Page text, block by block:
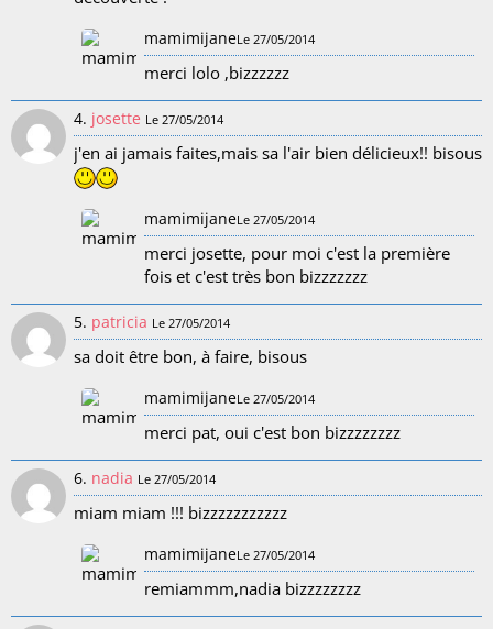
mamimijaneLe 27/05/2014
merci lolo ,bizzzzzz
4. josette Le 27/05/2014
j'en ai jamais faites,mais sa l'air bien délicieux!! bisous
mamimijaneLe 27/05/2014
merci josette, pour moi c'est la première
fois et c'est très bon bizzzzzzz
5. patricia Le 27/05/2014
sa doit être bon, à faire, bisous
mamimijaneLe 27/05/2014
merci pat, oui c'est bon bizzzzzzzz
6. nadia Le 27/05/2014
miam miam !!! bizzzzzzzzzzz
mamimijaneLe 27/05/2014
remiammm,nadia bizzzzzzzz